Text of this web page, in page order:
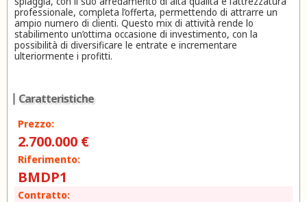
professionale, completa l’offerta, permettendo di attrarre un
ampio numero di clienti. Questo mix di attività rende lo
stabilimento un’ottima occasione di investimento, con la
possibilità di diversificare le entrate e incrementare
ulteriormente i profitti.
Caratteristiche
Prezzo:
2.700.000 €
Riferimento:
BMDP1
Contratto: